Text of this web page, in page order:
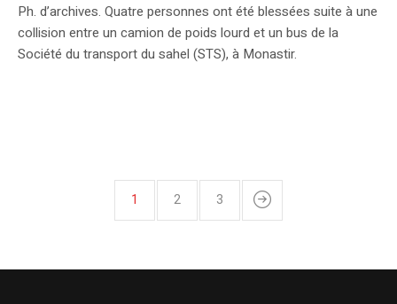
Ph. d’archives. Quatre personnes ont été blessées suite à une
collision entre un camion de poids lourd et un bus de la
Société du transport du sahel (STS), à Monastir.
1 2 3